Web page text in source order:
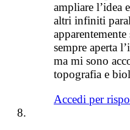
ampliare l’idea
altri infiniti
sempre aperta
ma mi sono
topografia e
Accedi per